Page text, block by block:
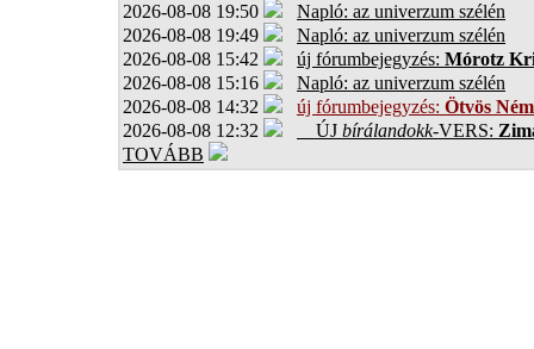
2026-08-08 19:50
Napló: az univerzum szélén
2026-08-08 19:49
Napló: az univerzum szélén
2026-08-08 15:42
új fórumbejegyzés: Mórotz
2026-08-08 15:16
Napló: az univerzum szélén
2026-08-08 14:32
új fórumbejegyzés: Ötvös
2026-08-08 12:32
ÚJ bírálandokk-VERS:
TOVÁBB